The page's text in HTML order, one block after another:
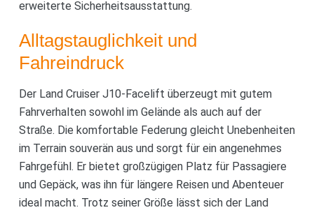
erweiterte Sicherheitsausstattung.
Alltagstauglichkeit und
Fahreindruck
Der Land Cruiser J10-Facelift überzeugt mit gutem
Fahrverhalten sowohl im Gelände als auch auf der
Straße. Die komfortable Federung gleicht Unebenheiten
im Terrain souverän aus und sorgt für ein angenehmes
Fahrgefühl. Er bietet großzügigen Platz für Passagiere
und Gepäck, was ihn für längere Reisen und Abenteuer
ideal macht. Trotz seiner Größe lässt sich der Land